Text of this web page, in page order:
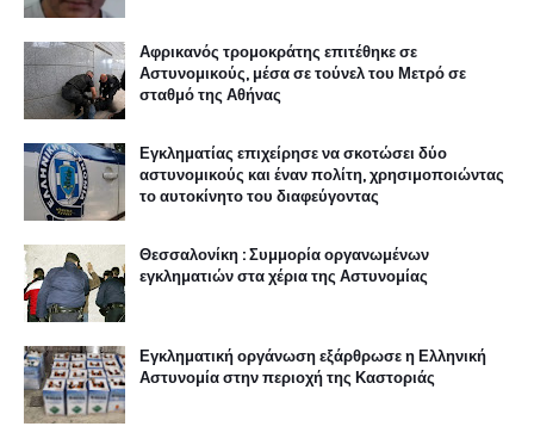
Αφρικανός τρομοκράτης επιτέθηκε σε
Αστυνομικούς, μέσα σε τούνελ του Μετρό σε
σταθμό της Αθήνας
Εγκληματίας επιχείρησε να σκοτώσει δύο
αστυνομικούς και έναν πολίτη, χρησιμοποιώντας
το αυτοκίνητο του διαφεύγοντας
Θεσσαλονίκη : Συμμορία οργανωμένων
εγκληματιών στα χέρια της Αστυνομίας
Εγκληματική οργάνωση εξάρθρωσε η Ελληνική
Αστυνομία στην περιοχή της Καστοριάς